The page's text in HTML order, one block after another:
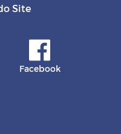
Site
Facebook